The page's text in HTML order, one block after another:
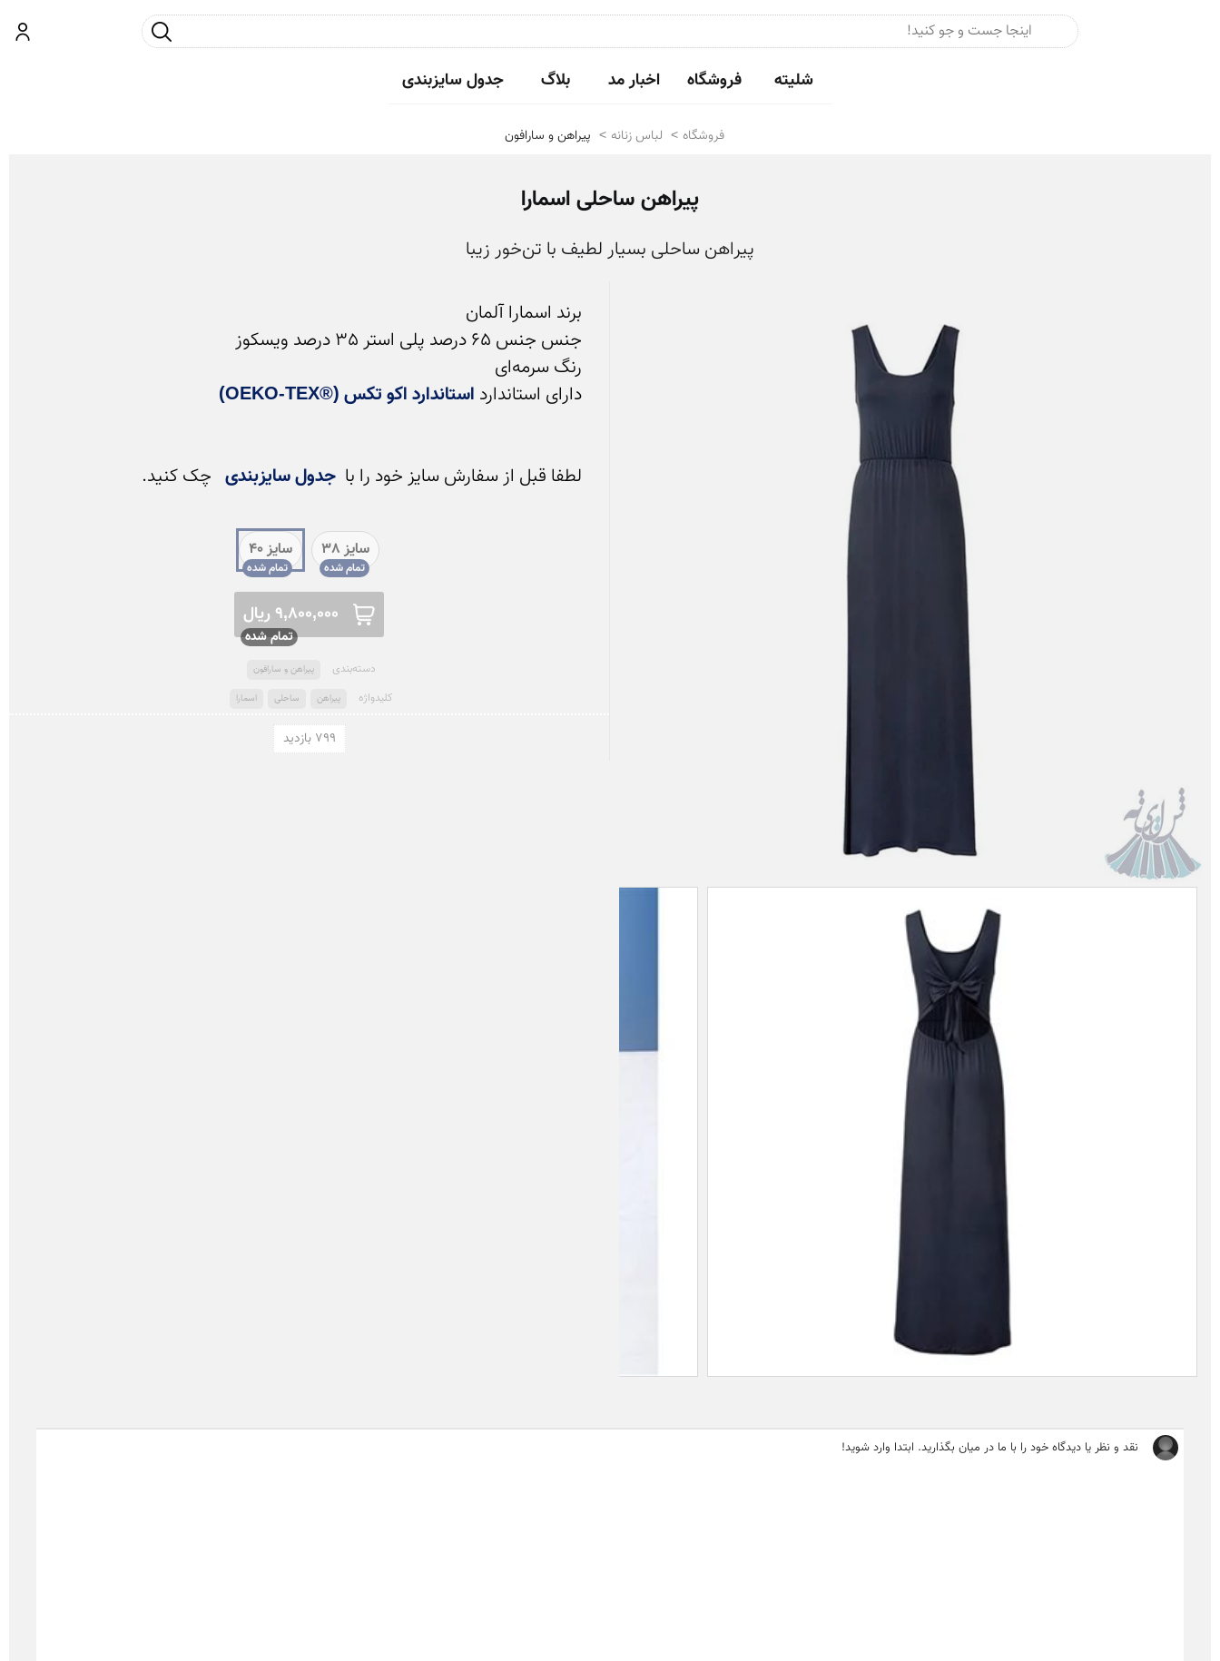
ورود جست و جو
شلیته فروشگاه اخبار مد بلاگ جدول سایزبندی
فروشگاه لباس زنانه پیراهن و سارافون
پیراهن ساحلی اسمارا
پیراهن ساحلی بسیار لطیف با تن‌خور زیبا
سایز 38 سایز 40
9,800,000 ریال
دارای استاندارد استاندارد اکو تکس (®OEKO-TEX)
لطفا قبل از سفارش سایز خود را با جدول سایزبندی چک کنید.
دسته‌بندی پیراهن و سارافون
کلید‌واژه پیراهن ساحلی اسمارا
799 بازدید